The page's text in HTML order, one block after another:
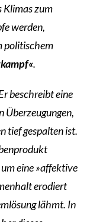
Klimas zum
werden,
politischem
.
beschreibt eine
Überzeugungen,
tief gespalten ist.
eine »affektive
erodiert
lähmt. In